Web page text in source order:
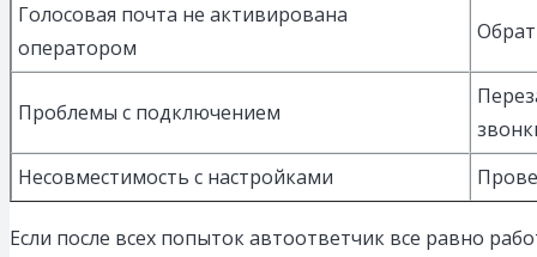
Голосовая почта не активирована
оператором
Проблемы с подключением
Несовместимость с настройками
Если после всех попыток автоответчик все равно